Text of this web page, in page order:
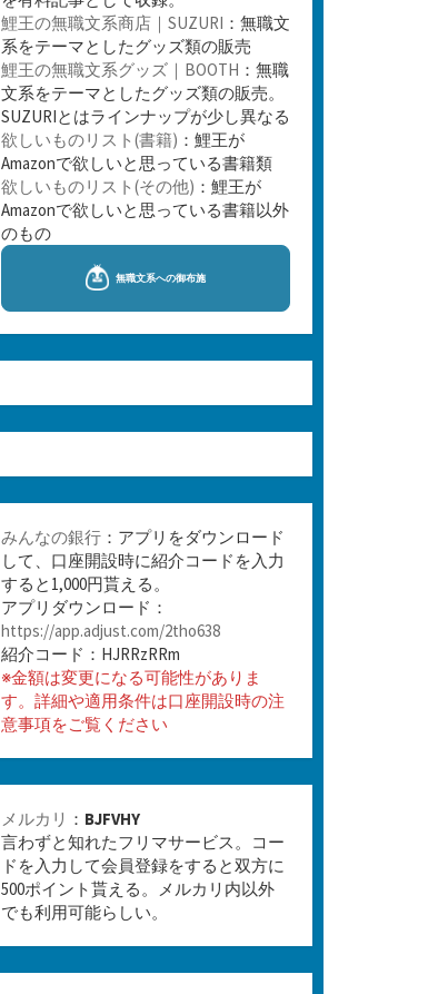
鯉王の無職文系商店｜SUZURI ：無職文
系をテーマとしたグッズ類の販売
鯉王の無職文系グッズ｜BOOTH ：無職
文系をテーマとしたグッズ類の販売。
SUZURIとはラインナップが少し異なる
欲しいものリスト(書籍) ：鯉王が
Amazonで欲しいと思っている書籍類
欲しいものリスト(その他) ：鯉王が
Amazonで欲しいと思っている書籍以外
のもの
みんなの銀行 ：アプリをダウンロード
して、口座開設時に紹介コードを入力
すると1,000円貰える。
アプリダウンロード：
https://app.adjust.com/2tho638
紹介コード：HJRRzRRm
※金額は変更になる可能性がありま
す。詳細や適用条件は口座開設時の注
意事項をご覧ください
メルカリ ： BJFVHY
言わずと知れたフリマサービス。コー
ドを入力して会員登録をすると双方に
500ポイント貰える。メルカリ内以外
でも利用可能らしい。